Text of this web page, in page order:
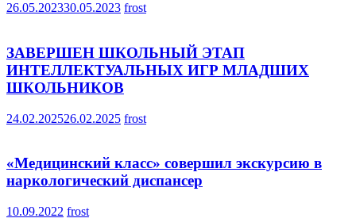
26.05.202330.05.2023 frost
ЗАВЕРШЕН ШКОЛЬНЫЙ ЭТАП
ИНТЕЛЛЕКТУАЛЬНЫХ ИГР МЛАДШИХ
ШКОЛЬНИКОВ
24.02.202526.02.2025 frost
«Медицинский класс» совершил экскурсию в
наркологический диспансер
10.09.2022 frost